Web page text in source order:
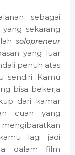
sebagai
sekarang
solopreneur
yang luar
penuh atas
sendiri. Kamu
bisa bekerja
dari kamar
cuan yang
lagi jadi
dalam film